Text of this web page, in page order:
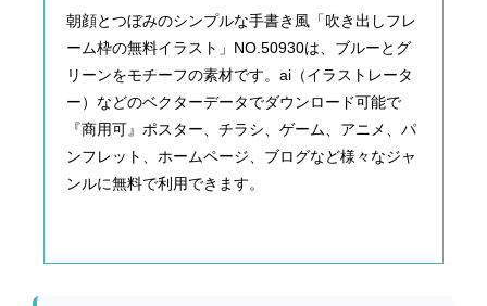
朝顔とつぼみのシンプルな手書き風「吹き出しフレ
ーム枠の無料イラスト」NO.50930は、ブルーとグ
リーンをモチーフの素材です。ai（イラストレータ
ー）などのベクターデータでダウンロード可能で
『商用可』ポスター、チラシ、ゲーム、アニメ、パ
ンフレット、ホームページ、ブログなど様々なジャ
ンルに無料で利用できます。